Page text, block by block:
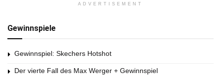
ADVERTISEMENT
Gewinnspiele
Gewinnspiel: Skechers Hotshot
Der vierte Fall des Max Werger + Gewinnspiel